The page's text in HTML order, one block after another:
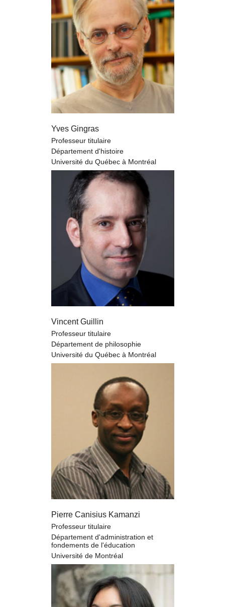
Yves Gingras
Professeur titulaire
Département d'histoire
Université du Québec à Montréal
Vincent Guillin
Professeur titulaire
Département de philosophie
Université du Québec à Montréal
Pierre Canisius Kamanzi
Professeur titulaire
Département d'administration et
fondements de l'éducation
Université de Montréal